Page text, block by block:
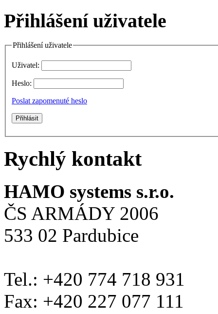
Přihlášení uživatele
Přihlášení uživatele
Uživatel:
Heslo:
Poslat zapomenuté heslo
Rychlý kontakt
HAMO systems s.r.o.
ČS ARMÁDY 2006
533 02 Pardubice
Tel.: +420 774 718 931
Fax: +420 227 077 111